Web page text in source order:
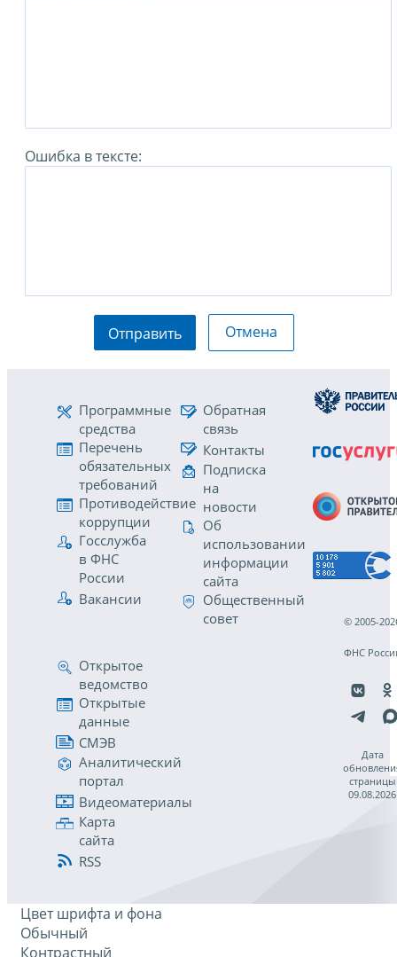
Ошибка в тексте:
Отправить Отмена
Программные
средства
Перечень
обязательных
требований
Противодействие
коррупции
Госслужба
в ФНС
России
Вакансии
Обратная
связь
Контакты
Подписка
на
новости
Об
использовании
информации
сайта
Общественный
совет
Открытое
ведомство
Открытые
данные
СМЭВ
Аналитический
портал
Видеоматериалы
Карта
сайта
RSS
© 2005-
ФНС
Дата
страницы
09.08.2026
Цвет шрифта и фона
Обычный
Контрастный